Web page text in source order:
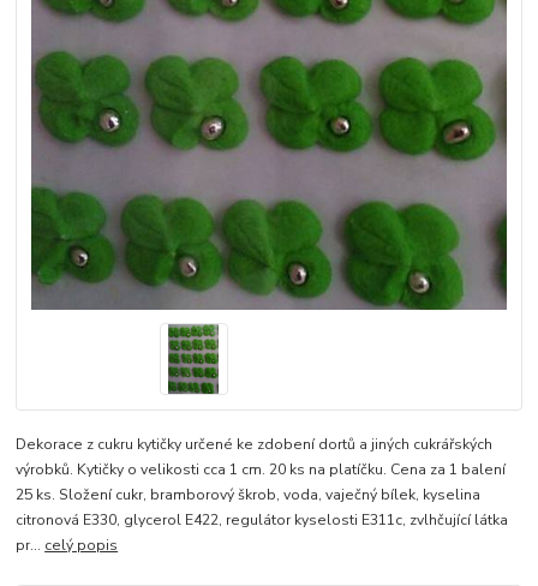
Dekorace z cukru kytičky určené ke zdobení dortů a jiných cukrářských
výrobků. Kytičky o velikosti cca 1 cm. 20 ks na platíčku. Cena za 1 balení
25 ks. Složení cukr, bramborový škrob, voda, vaječný bílek, kyselina
citronová E330, glycerol E422, regulátor kyselosti E311c, zvlhčující látka
pr... celý popis